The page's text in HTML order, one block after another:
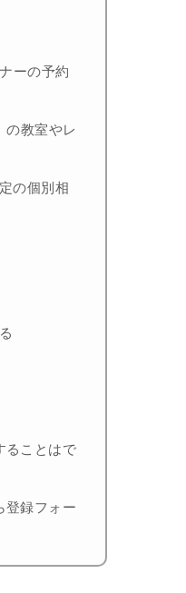
ーの予約
の教室やレ
の個別相
ることはで
登録フォー